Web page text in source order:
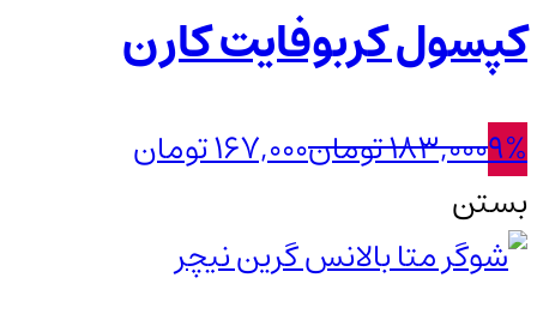
کپسول کربوفایت کارن
9%
183,000تومان167,000تومان
بستن